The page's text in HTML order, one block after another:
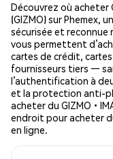
Découvrez où acheter
(GIZMO) sur Phemex,
sécurisée et reconnue
vous permettent
cartes de crédit,
fournisseurs tiers —
l’authentification à
et la protection anti-
acheter du
endroit pour acheter
en ligne.